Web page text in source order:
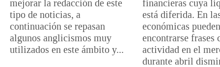
mejorar la redacción de este
tipo de noticias, a
continuación se repasan
algunos anglicismos muy
utilizados en este ámbito y...
financieras cuya
está diferida. En
económicas pueden
encontrarse frases
actividad en el
durante abril